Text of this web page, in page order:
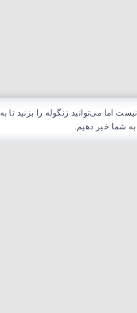
اما می‌توانید زنگوله را بزنید تا به
شما خبر دهیم.